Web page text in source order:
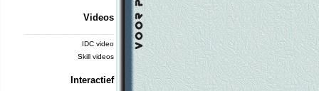
Videos
IDC video
Skill videos
Interactief